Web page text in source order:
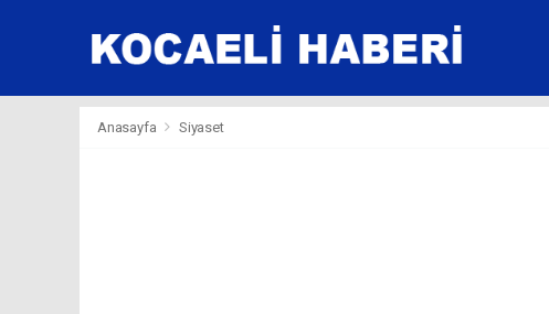
Anasayfa Siyaset